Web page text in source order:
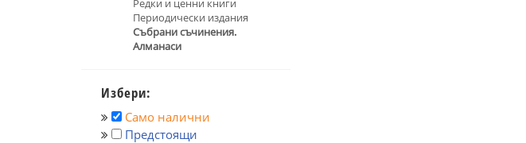
Редки и ценни книги
Периодически издания
Събрани съчинения.
Алманаси
Избери:
Само налични
Предстоящи